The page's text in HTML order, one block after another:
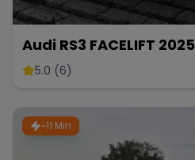
Audi RS3 FACELIFT 2025
5.0 (6)
~11 Min